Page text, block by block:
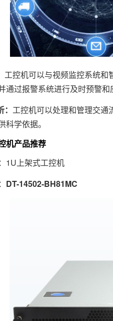
工控机可以与视频监控系统和
通过报警系统进行及时预警和
工控机可以处理和管理交通
科学依据。
产品推荐
上架式工控机
DT-14502-BH81MC